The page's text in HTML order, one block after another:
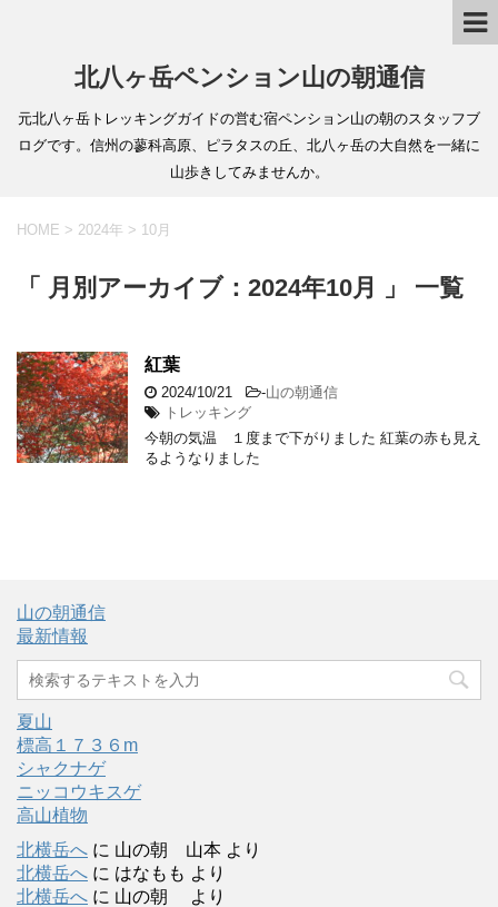
北八ヶ岳ペンション山の朝通信
元北八ヶ岳トレッキングガイドの営む宿ペンション山の朝のスタッフブ
ログです。信州の蓼科高原、ピラタスの丘、北八ヶ岳の大自然を一緒に
山歩きしてみませんか。
HOME > 2024年 > 10月
「 月別アーカイブ：2024年10月 」 一覧
紅葉
2024/10/21 -山の朝通信
トレッキング
今朝の気温 １度まで下がりました 紅葉の赤も見え
るようなりました
山の朝通信
最新情報
夏山
標高１７３６m
シャクナゲ
ニッコウキスゲ
高山植物
北横岳へ に 山の朝 山本 より
北横岳へ に はなもも より
北横岳へ に 山の朝
より